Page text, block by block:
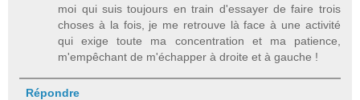
moi qui suis toujours en train d'essayer de faire trois
choses à la fois, je me retrouve là face à une activité
qui exige toute ma concentration et ma patience,
m'empêchant de m'échapper à droite et à gauche !
Répondre